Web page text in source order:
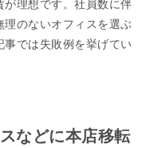
理想です。社員数に伴
のないオフィスを選ぶ
では失敗例を挙げてい
などに本店移転